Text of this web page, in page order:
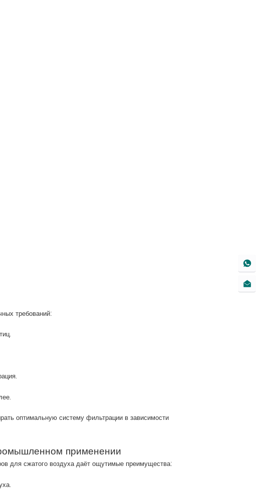
требований:
оптимальную систему фильтрации в зависимости
применении
для сжатого воздуха даёт ощутимые преимущества: